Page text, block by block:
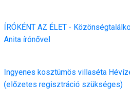
ÍRÓKÉNT AZ ÉLET -
Anita írónővel
Ingyenes kosztümös villaséta
(előzetes regisztráció szükséges)